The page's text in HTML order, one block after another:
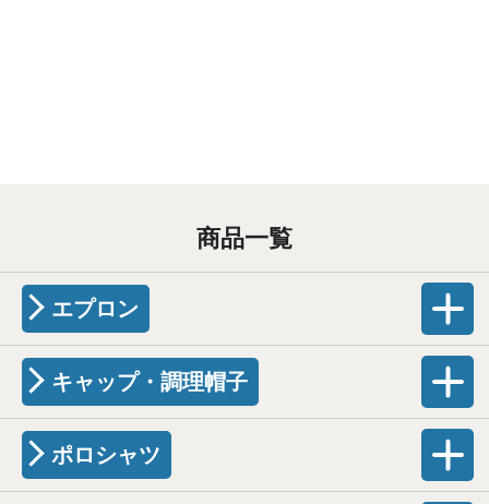
商品一覧
エプロン
キャップ・調理帽子
ポロシャツ